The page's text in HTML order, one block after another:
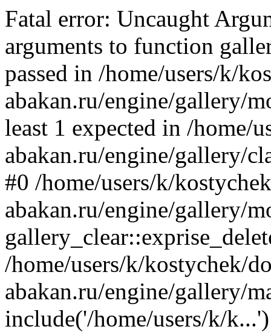
Fatal error: Uncaught
arguments to function
passed in /home/users/k/
abakan.ru/engine/gallery/
least 1 expected in /home/
abakan.ru/engine/gallery/
#0 /home/users/k/
abakan.ru/engine/gallery/
/home/users/k/kostychek/
abakan.ru/engine/gallery/
include('/home/users/k/